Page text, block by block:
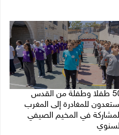
50 طفلا وطفلة من القدس
للمغادرة إلى المغرب
في المخيم الصيفي